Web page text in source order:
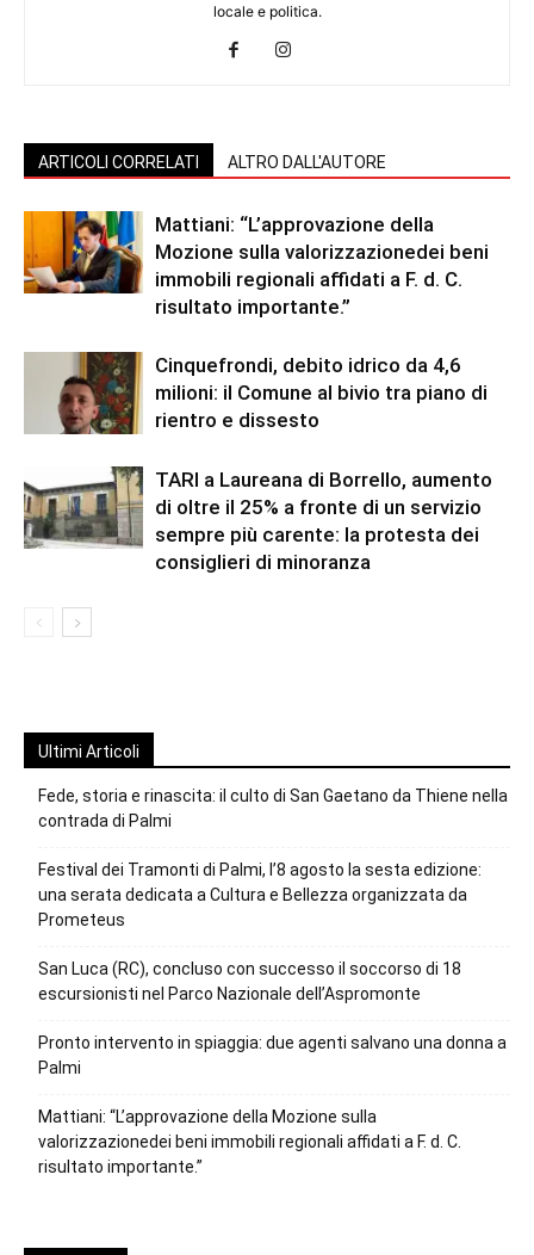
locale e politica.
ARTICOLI CORRELATI ALTRO DALL'AUTORE
Mattiani: “L’approvazione della
Mozione sulla valorizzazionedei beni
immobili regionali affidati a F. d. C.
risultato importante.”
Cinquefrondi, debito idrico da 4,6
milioni: il Comune al bivio tra piano di
rientro e dissesto
TARI a Laureana di Borrello, aumento
di oltre il 25% a fronte di un servizio
sempre più carente: la protesta dei
consiglieri di minoranza
Ultimi Articoli
Fede, storia e rinascita: il culto di San Gaetano da Thiene nella
contrada di Palmi
Festival dei Tramonti di Palmi, l’8 agosto la sesta edizione:
una serata dedicata a Cultura e Bellezza organizzata da
Prometeus
San Luca (RC), concluso con successo il soccorso di 18
escursionisti nel Parco Nazionale dell’Aspromonte
Pronto intervento in spiaggia: due agenti salvano una donna a
Palmi
Mattiani: “L’approvazione della Mozione sulla
valorizzazionedei beni immobili regionali affidati a F. d. C.
risultato importante.”